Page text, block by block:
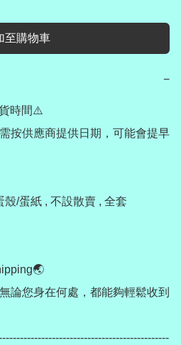
至購物車
−
時間⚠️
按供應商提供日期，可能會提早
/蛋紙 , 不設散賣 , 全套
論您身在何處，都能夠輕鬆收到